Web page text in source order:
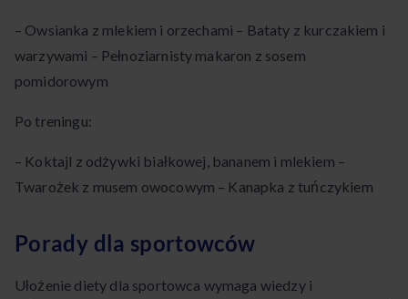
– Owsianka z mlekiem i orzechami – Bataty z kurczakiem i
warzywami – Pełnoziarnisty makaron z sosem
pomidorowym
Po treningu:
– Koktajl z odżywki białkowej, bananem i mlekiem –
Twarożek z musem owocowym – Kanapka z tuńczykiem
Porady dla sportowców
Ułożenie diety dla sportowca wymaga wiedzy i